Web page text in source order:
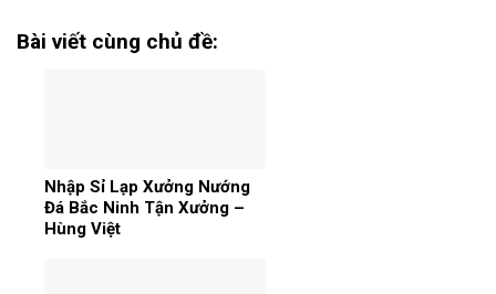
Bài viết cùng chủ đề:
Nhập Sỉ Lạp Xưởng Nướng
Đá Bắc Ninh Tận Xưởng –
Hùng Việt